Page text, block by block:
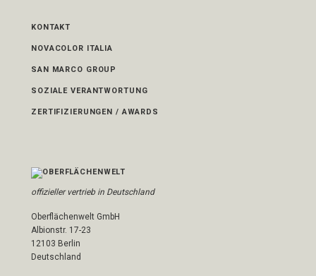
KONTAKT
NOVACOLOR ITALIA
SAN MARCO GROUP
SOZIALE VERANTWORTUNG
ZERTIFIZIERUNGEN / AWARDS
offizieller vertrieb in Deutschland
Oberflächenwelt GmbH
Albionstr. 17-23
12103 Berlin
Deutschland